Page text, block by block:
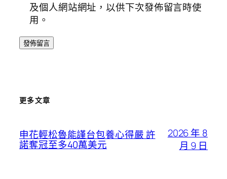
及個人網站網址，以供下次發佈留言時使
用。
更多文章
申花輕松魯能謹台包養心得嚴 許
諾奪冠至多40萬美元
2026 年 8
月 9 日